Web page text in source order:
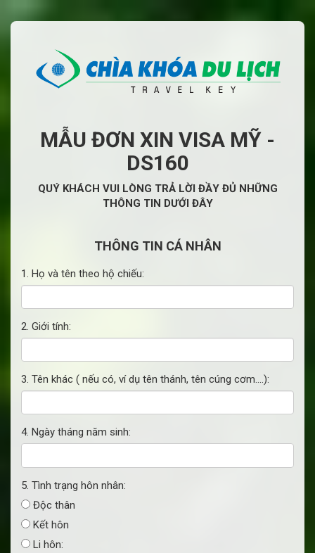
MẪU ĐƠN XIN VISA MỸ -
DS160
QUÝ KHÁCH VUI LÒNG TRẢ LỜI ĐẦY ĐỦ NHỮNG
THÔNG TIN DƯỚI ĐÂY
THÔNG TIN CÁ NHÂN
1. Họ và tên theo hộ chiếu:
2. Giới tính:
3. Tên khác ( nếu có, ví dụ tên thánh, tên cúng cơm....):
4. Ngày tháng năm sinh:
5. Tình trạng hôn nhân:
Độc thân
Kết hôn
Li hôn: